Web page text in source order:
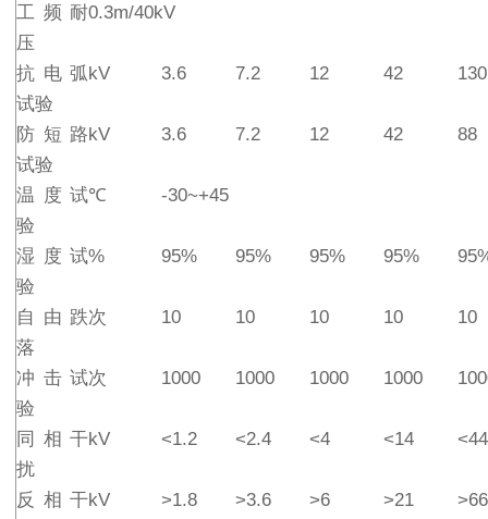
工频耐
压
0.3m/40kV
抗电弧
试验
kV 3.6 7.2 12 42 130
防短路
试验
kV 3.6 7.2 12 42 88
温度试
验
℃ -30~+45
湿度试
验
% 95% 95% 95% 95%
自由跌
落
次 10 10 10 10 10
冲击试
验
次 1000 1000 1000 1000
同相干
扰
kV <1.2 <2.4 <4 <14 <44
反相干kV >1.8 >3.6 >6 >21 >66